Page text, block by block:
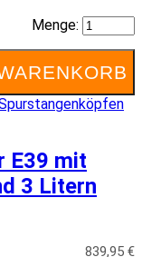
Menge:
E39 mit
3 Litern
839,95 €